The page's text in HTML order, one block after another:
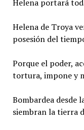
Helena portará
Helena de Troya
posesión del
Porque el poder,
tortura, impone y
Bombardea desde
siembran la tierra